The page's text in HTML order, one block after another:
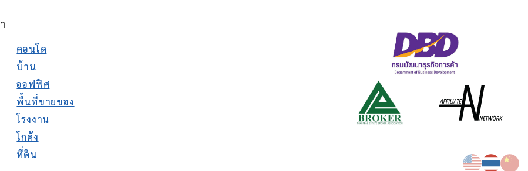
คอนโด
บ้าน
ออฟฟิศ
พื้นที่ขายของ
โรงงาน
โกดัง
ที่ดิน